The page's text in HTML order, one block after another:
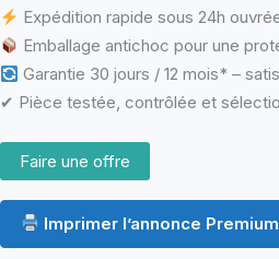
Expédition rapide sous 24h
Emballage antichoc pour une
Garantie 30 jours / 12 mois* –
✔ Pièce testée, contrôlée et
Faire une offre
Imprimer l’annonce Premium